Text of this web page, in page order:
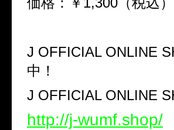
J OFFICIAL ONLINE
中！
J OFFICIAL ONLINE
http://j-wumf.shop/